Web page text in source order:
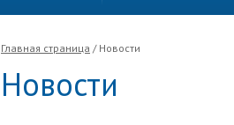
Главная страница / Новости
Новости